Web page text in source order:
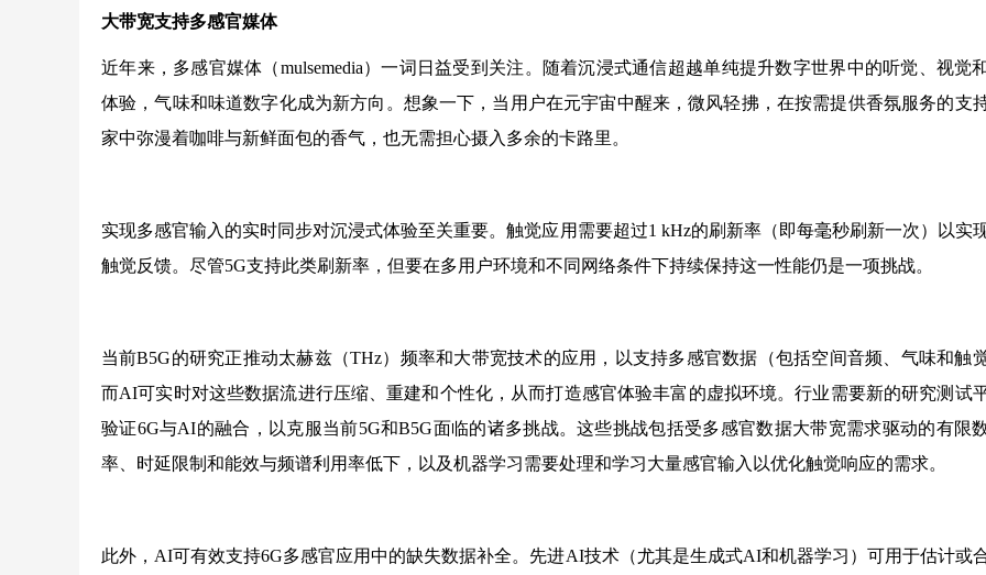
大带宽支持多感官媒体
近年来，多感官媒体（mulsemedia）一词日益受到关注。随着沉浸式通信超越单纯提升数字世界中的听觉、视觉
体验，气味和味道数字化成为新方向。想象一下，当用户在元宇宙中醒来，微风轻拂，在按需提供香氛服务的支
家中弥漫着咖啡与新鲜面包的香气，也无需担心摄入多余的卡路里。
实现多感官输入的实时同步对沉浸式体验至关重要。触觉应用需要超过1 kHz的刷新率（即每毫秒刷新一次）以实
触觉反馈。尽管5G支持此类刷新率，但要在多用户环境和不同网络条件下持续保持这一性能仍是一项挑战。
当前B5G的研究正推动太赫兹（THz）频率和大带宽技术的应用，以支持多感官数据（包括空间音频、气味和触
而AI可实时对这些数据流进行压缩、重建和个性化，从而打造感官体验丰富的虚拟环境。行业需要新的研究测试
验证6G与AI的融合，以克服当前5G和B5G面临的诸多挑战。这些挑战包括受多感官数据大带宽需求驱动的有限
率、时延限制和能效与频谱利用率低下，以及机器学习需要处理和学习大量感官输入以优化触觉响应的需求。
此外，AI可有效支持6G多感官应用中的缺失数据补全。先进AI技术（尤其是生成式AI和机器学习）可用于估计或